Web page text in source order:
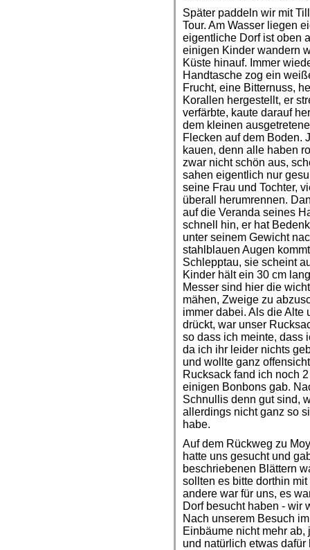
Später paddeln wir mit
Tour. Am Wasser liegen
eigentliche Dorf ist oben
einigen Kinder wandern
Küste hinauf. Immer
Handtasche zog ein
Frucht, eine Bitternuss,
Korallen hergestellt, er
verfärbte, kaute darauf
dem kleinen
Flecken auf dem Boden.
kauen, denn alle haben
zwar nicht schön aus,
sahen eigentlich nur
seine Frau und Tochter,
überall herumrennen.
auf die Veranda seines
schnell hin, er hat
unter seinem Gewicht
stahlblauen Augen
Schlepptau, sie scheint
Kinder hält ein 30 cm
Messer sind hier die
mähen, Zweige zu
immer dabei. Als die Alte
drückt, war unser
so dass ich meinte, dass
da ich ihr leider nichts
und wollte ganz
Rucksack fand ich noch
einigen Bonbons gab.
Schnullis denn gut sind,
allerdings nicht ganz so
habe.
Auf dem Rückweg zu
hatte uns gesucht und
beschriebenen Blättern
sollten es bitte dorthin
andere war für uns, es
Dorf besucht haben - wir
Nach unserem Besuch
Einbäume nicht mehr
und natürlich etwas dafür